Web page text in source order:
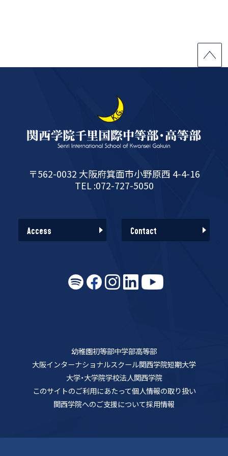
〒562-0032 大阪府箕面市小野原西 4-4-16
TEL :072-727-5050
Access Contact
幼稚園初等部中学部高等部
大阪インターナショナルスクール関西学院短期大学
大学・大学院学校法人関西学院
このサイトのご利用にあたって個人情報の取り扱い
関西学院へのご支援について採用情報